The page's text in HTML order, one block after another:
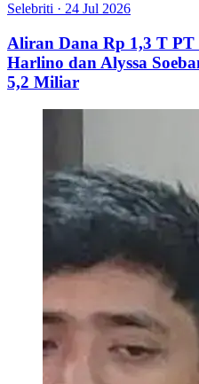
Selebriti · 24 Jul 2026
Aliran Dana Rp 1,3 T
Harlino dan Alyssa
5,2 Miliar